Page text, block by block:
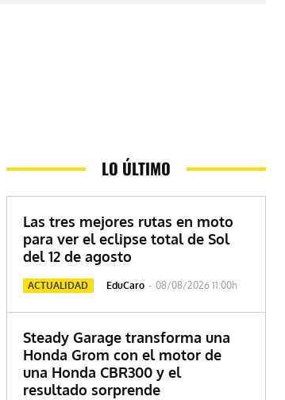
LO ÚLTIMO
Las tres mejores rutas en moto
para ver el eclipse total de Sol
del 12 de agosto
ACTUALIDAD EduCaro - 08/08/2026 11:00h
Steady Garage transforma una
Honda Grom con el motor de
una Honda CBR300 y el
resultado sorprende